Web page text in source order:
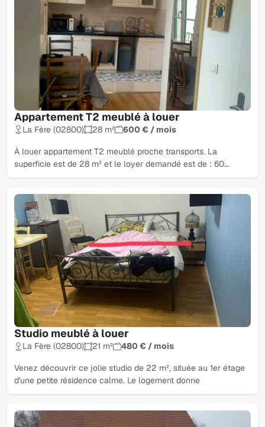
Appartement T2 meublé à louer
La Fère (02800) 28 m² 600 € / mois
À louer appartement T2 meublé proche transports. La
superficie est de 28 m² et le loyer demandé est de : 60…
Studio meublé à louer
La Fère (02800) 21 m² 480 € / mois
Venez découvrir ce jolie studio de 22 m², située au 1er étage
d'une petite résidence calme. Le logement donne